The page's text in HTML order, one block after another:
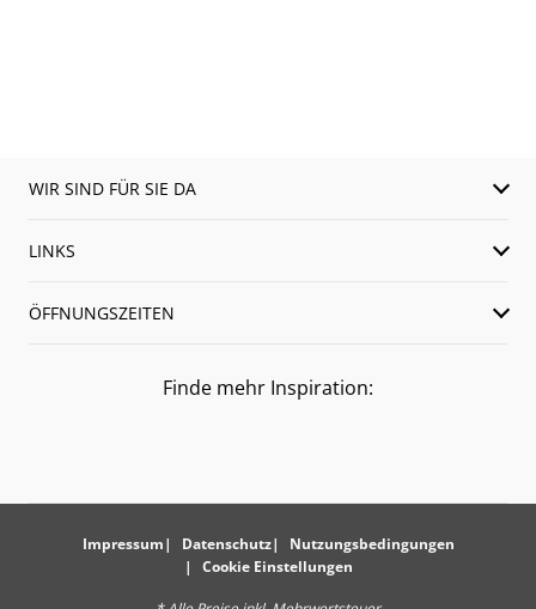
WIR SIND FÜR SIE DA
LINKS
ÖFFNUNGSZEITEN
Finde mehr Inspiration:
Impressum Datenschutz
Nutzungsbedingungen
Cookie Einstellungen